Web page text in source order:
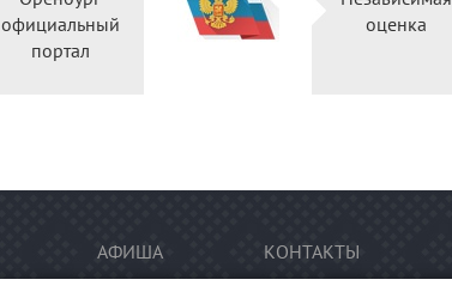
официальный
портал
оценка
АФИША КОНТАКТЫ